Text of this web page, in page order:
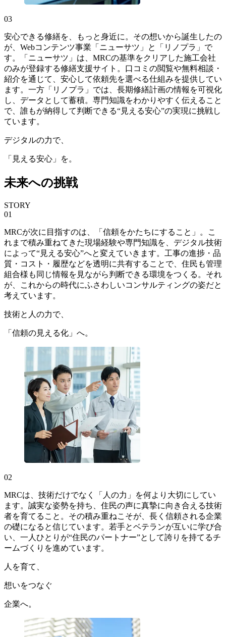
03
安心できる修繕を、もっと身近に。その想いから誕生したの
が、Webコンテンツ事業「ニューサツ」と「リノプラ」で
す。「ニューサツ」は、MRCの基準をクリアした施工会社
のみが登録する修繕支援サイト。口コミの閲覧や無料相談・
紹介を通じて、安心して依頼先を選べる仕組みを提供してい
ます。一方「リノプラ」では、長期修繕計画の情報を可視化
し、データとして蓄積。専門知識をわかりやすく伝えること
で、誰もが納得して判断できる“見える安心”の実現に挑戦し
ています。
デジタルの力で、
「見える安心」を。
未来への挑戦
STORY
01
MRCが次に目指すのは、「信頼をかたちにすること」。こ
れまで積み重ねてきた現場経験や専門知識を、デジタル技術
によって“見える安心”へと変えていきます。工事の進捗・品
質・コスト・履歴などを透明に共有することで、住民も管理
組合様も同じ情報を見ながら判断できる環境をつくる。それ
が、これからの時代にふさわしいコンサルティングの姿だと
考えています。
技術と人の力で、
「信頼の見える化」へ。
02
MRCは、技術だけでなく「人の力」を何より大切にしてい
ます。誠実な姿勢を持ち、住民の声に真摯に向き合える技術
者を育てること。その積み重ねこそが、長く信頼される企業
の礎になると信じています。若手とベテランが互いに学び合
い、一人ひとりが“住民のパートナー”として誇りを持てるチ
ームづくりを進めています。
人を育て、
想いをつなぐ
企業へ。